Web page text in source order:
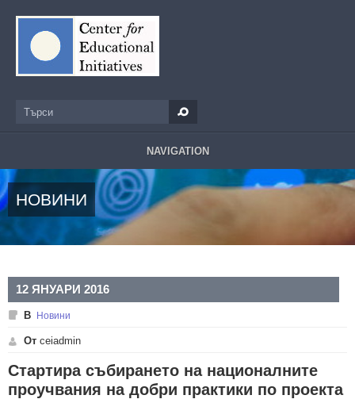
Търси
NAVIGATION
НОВИНИ
12 ЯНУАРИ 2016
В Новини
От ceiadmin
Стартира събирането на националните
проучвания на добри практики по проекта